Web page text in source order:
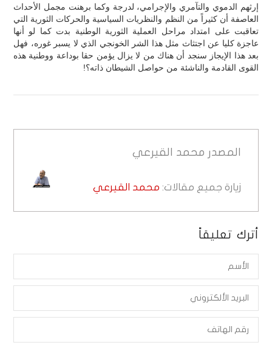
إرثهم الدموي والتآمري والإجرامي، لدرجة وكما برهنت مجمل الأحداث
العاصفة أن كثيراً من النظم والنظريات السياسية والحركات الثورية التي
تعاقبت على امتداد مراحل العملية الثورية الوطنية بدت كما لو أنها
عاجزة كليا عن اجتثاث مثل هذا الشر الخونجي الذي لا يسبر غوره، فهل
بعد هذا الإيجاز سنجد أن هناك من لا يزال يؤمن حقا بوداعة ووطنية هذه
القوى القادمة والناشئة من حواصل الشيطان ذاته؟!
المصدر محمد القيرعي
زيارة جميع مقالات: محمد القيرعي
أترك تعليقاً